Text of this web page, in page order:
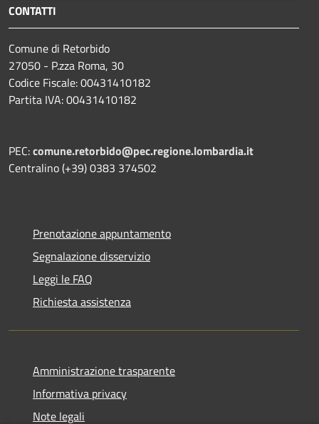
CONTATTI
Comune di Retorbido
27050 - P.zza Roma, 30
Codice Fiscale: 00431410182
Partita IVA: 00431410182
PEC:comune.retorbido@pec.regione.lombardia.it
Centralino (+39) 0383 374502
Prenotazione appuntamento
Segnalazione disservizio
Leggi le FAQ
Richiesta assistenza
Amministrazione trasparente
Informativa privacy
Note legali